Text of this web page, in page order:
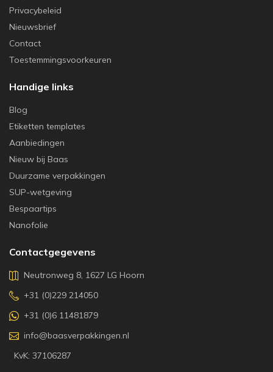
Privacybeleid
Nieuwsbrief
Contact
Toestemmingsvoorkeuren
Handige links
Blog
Etiketten templates
Aanbiedingen
Nieuw bij Baas
Duurzame verpakkingen
SUP-wetgeving
Bespaartips
Nanofolie
Contactgegevens
Neutronweg 8, 1627 LG Hoorn
+31 (0)229 214050
+31 (0)6 11481879
info@baasverpakkingen.nl
KvK: 37106287